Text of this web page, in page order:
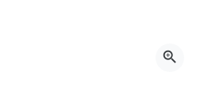
zoom_in